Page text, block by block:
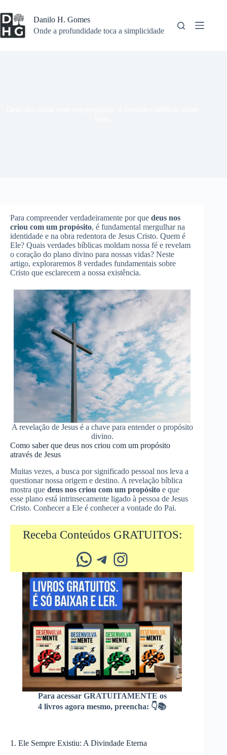
para
o
conteúdo
Danilo H. Gomes
Onde a profundidade toca a simplicidade
Para compreender verdadeiramente por que deus nos
criou com um propósito, é fundamental mergulhar na
identidade e na obra redentora de Jesus Cristo. Quem é
Ele? Quais verdades bíblicas moldam nossa fé e revelam
o coração do plano divino para nossas vidas? Neste
artigo, exploraremos 8 verdades fundamentais sobre
Cristo que esclarecem a nossa existência.
A revelação de Jesus é a chave para entender o propósito
divino.
Como saber que deus nos criou com um propósito
através de Jesus
Muitas vezes, a busca por significado pessoal nos leva a
questionar nossa origem e destino. A revelação bíblica
mostra que deus nos criou com um propósito e que
esse plano está intrinsecamente ligado à pessoa de Jesus
Cristo. Conhecer a Ele é conhecer a vontade do Pai.
Receba Conteúdos GRATUITOS:
Whatsapp Telegram Instagram
Para acessar GRATUITAMENTE os
4 livros agora mesmo, preencha: 👇📚
1. Ele Sempre Existiu: A Divindade Eterna